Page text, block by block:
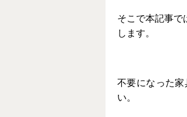
そこで本記事で
します。
不要になった
い。